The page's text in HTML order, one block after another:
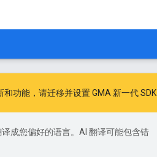
和功能，请迁移并设置 GMA 新一代 SDK
成您偏好的语言。AI 翻译可能包含错